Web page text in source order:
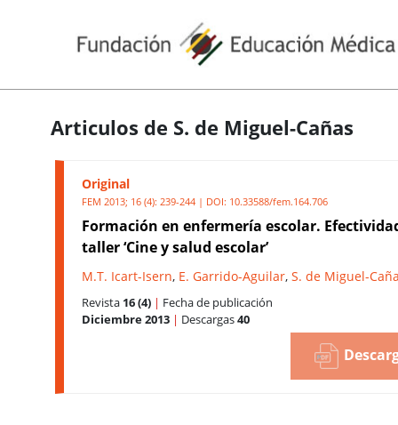
Articulos de S. de Miguel-Cañas
Original
FEM 2013; 16 (4): 239-244 | DOI: 10.33588/fem.164.706
Formación en enfermería escolar.
taller ‘Cine y salud escolar’
M.T. Icart-Isern, E. Garrido-Aguilar, S. de Miguel-
Revista 16 (4) | Fecha de publicación
Diciembre 2013 | Descargas40